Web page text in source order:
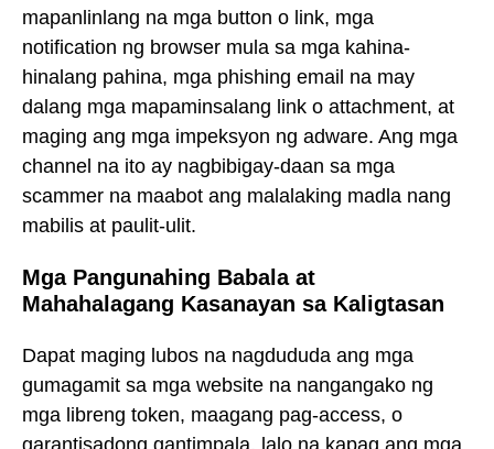
mapanlinlang na mga button o link, mga
notification ng browser mula sa mga kahina-
hinalang pahina, mga phishing email na may
dalang mga mapaminsalang link o attachment, at
maging ang mga impeksyon ng adware. Ang mga
channel na ito ay nagbibigay-daan sa mga
scammer na maabot ang malalaking madla nang
mabilis at paulit-ulit.
Mga Pangunahing Babala at
Mahahalagang Kasanayan sa Kaligtasan
Dapat maging lubos na nagdududa ang mga
gumagamit sa mga website na nangangako ng
mga libreng token, maagang pag-access, o
garantisadong gantimpala, lalo na kapag ang mga